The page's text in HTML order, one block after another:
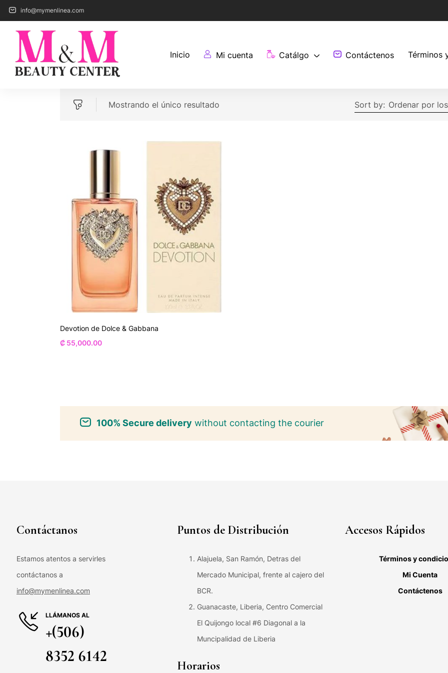
info@mymenlinea.com
Inicio Mi cuenta Catálgo Contáctenos Términos
Mostrando el único resultado Sort by: Ordenar por
Devotion de Dolce & Gabbana
₡ 55,000.00
100% Secure delivery without contacting the courier
Contáctanos
Estamos atentos a servirles
contáctanos a
info@mymenlinea.com
LLÁMANOS AL
+(506)
8352 6142
Puntos de Distribución
Alajuela, San Ramón, Detras del
Mercado Municipal, frente al cajero del
BCR.
Guanacaste, Liberia, Centro Comercial
El Quijongo local #6 Diagonal a la
Muncipalidad de Liberia
Horarios
Accesos Rápidos
Términos y
Mi Cuenta
Contáctenos